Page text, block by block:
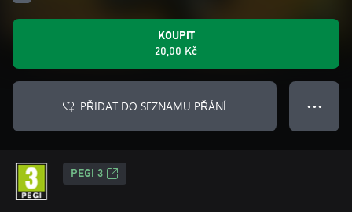
KOUPIT
20,00 Kč
PŘIDAT DO SEZNAMU PŘÁNÍ ● ● ●
PEGI 3